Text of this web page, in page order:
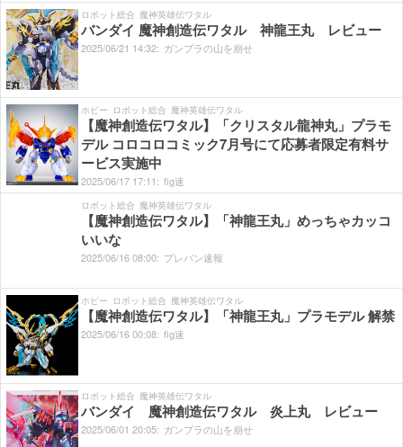
ロボット総合 魔神英雄伝ワタル
バンダイ 魔神創造伝ワタル 神龍王丸 レビュー
2025/06/21 14:32: ガンプラの山を崩せ
ホビー ロボット総合 魔神英雄伝ワタル
【魔神創造伝ワタル】「クリスタル龍神丸」プラモ
デル コロコロコミック7月号にて応募者限定有料サ
ービス実施中
2025/06/17 17:11: fig速
ロボット総合 魔神英雄伝ワタル
【魔神創造伝ワタル】「神龍王丸」めっちゃカッコ
いいな
2025/06/1608:00: プレバン速報
ホビー ロボット総合 魔神英雄伝ワタル
【魔神創造伝ワタル】「神龍王丸」プラモデル 解禁
2025/06/1600:08: fig速
ロボット総合 魔神英雄伝ワタル
バンダイ 魔神創造伝ワタル 炎上丸 レビュー
2025/06/01 20:05: ガンプラの山を崩せ